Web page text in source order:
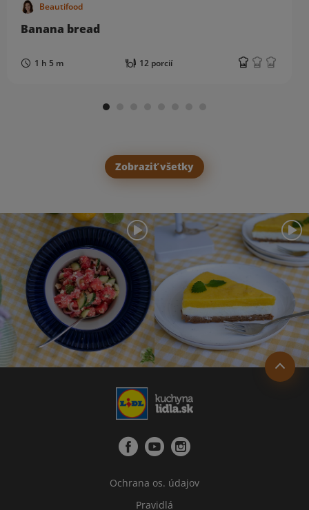
Beautifood
Banana bread
1 h 5 m 12 porcií
Zobraziť všetky
Ochrana os. údajov
Pravidlá